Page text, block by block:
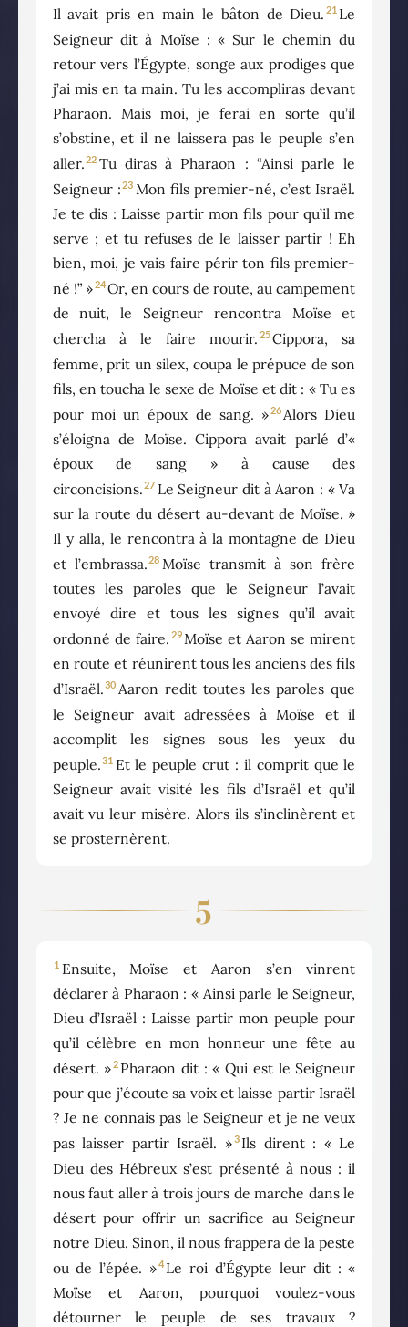
Il avait pris en main le bâton de Dieu. 21 Le
Seigneur dit à Moïse : « Sur le chemin du
retour vers l’Égypte, songe aux prodiges que
j’ai mis en ta main. Tu les accompliras devant
Pharaon. Mais moi, je ferai en sorte qu’il
s’obstine, et il ne laissera pas le peuple s’en
aller.22 Tu diras à Pharaon : “Ainsi parle le
Seigneur :23 Mon fils premier-né, c’est Israël.
Je te dis : Laisse partir mon fils pour qu’il me
serve ; et tu refuses de le laisser partir ! Eh
bien, moi, je vais faire périr ton fils premier-
né !” »24Or, en cours de route, au campement
de nuit, le Seigneur rencontra Moïse et
chercha à le faire mourir. 25Cippora, sa
femme, prit un silex, coupa le prépuce de son
fils, en toucha le sexe de Moïse et dit : « Tu es
pour moi un époux de sang. »26 Alors Dieu
s’éloigna de Moïse. Cippora avait parlé d’«
époux de sang » à cause des
circoncisions.27 Le Seigneur dit à Aaron : « Va
sur la route du désert au-devant de Moïse. »
Il y alla, le rencontra à la montagne de Dieu
et l’embrassa.28 Moïse transmit à son frère
toutes les paroles que le Seigneur l’avait
envoyé dire et tous les signes qu’il avait
ordonné de faire. 29Moïse et Aaron se mirent
en route et réunirent tous les anciens des fils
d’Israël.30 Aaron redit toutes les paroles que
le Seigneur avait adressées à Moïse et il
accomplit les signes sous les yeux du
peuple.31 Et le peuple crut : il comprit que le
Seigneur avait visité les fils d’Israël et qu’il
avait vu leur misère. Alors ils s’inclinèrent et
se prosternèrent.
5
1 Ensuite, Moïse et Aaron s’en vinrent
déclarer à Pharaon : « Ainsi parle le Seigneur,
Dieu d’Israël : Laisse partir mon peuple pour
qu’il célèbre en mon honneur une fête au
désert. »2 Pharaon dit : « Qui est le Seigneur
pour que j’écoute sa voix et laisse partir Israël
? Je ne connais pas le Seigneur et je ne veux
pas laisser partir Israël. »3 Ils dirent : « Le
Dieu des Hébreux s’est présenté à nous : il
nous faut aller à trois jours de marche dans le
désert pour offrir un sacrifice au Seigneur
notre Dieu. Sinon, il nous frappera de la peste
ou de l’épée. »4 Le roi d’Égypte leur dit : «
Moïse et Aaron, pourquoi voulez-vous
détourner le peuple de ses travaux ?